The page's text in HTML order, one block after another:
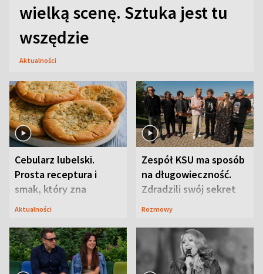
wielką scenę. Sztuka jest tu
wszędzie
Aktualności
Cebularz lubelski.
Prosta receptura i
smak, który zna
Lubelszczyzna
Aktualności
Zespół KSU ma sposób
na długowieczność.
Zdradzili swój sekret
Rozmowy